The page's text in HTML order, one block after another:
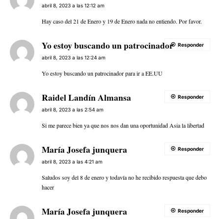
abril 8, 2023 a las 12:12 am
Hay caso del 21 de Enero y 19 de Enero nada no entiendo. Por favor.
Yo estoy buscando un patrocinador
abril 8, 2023 a las 12:24 am
Yo estoy buscando un patrocinador para ir a EE.UU
Responder
Raidel Landín Almansa
abril 8, 2023 a las 2:54 am
Si me parece bien ya que nos nos dan una oportunidad Asia la libertad
Responder
María Josefa junquera
abril 8, 2023 a las 4:21 am
Saludos soy del 8 de enero y todavía no he recibido respuesta que debo
hacer
Responder
María Josefa junquera Responder